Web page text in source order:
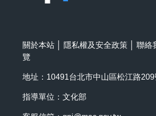
關於本站 隱私權及安全政策 聯絡
覽
地址：10491台北市中山區松江路209
指導單位：文化部